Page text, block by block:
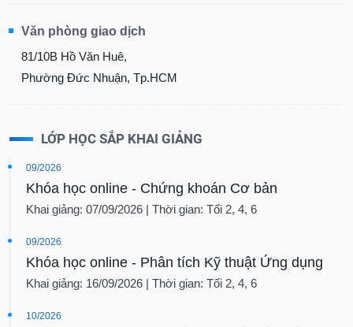
Văn phòng giao dịch
81/10B Hồ Văn Huê,
Phường Đức Nhuận, Tp.HCM
LỚP HỌC SẮP KHAI GIẢNG
09/2026
Khóa học online - Chứng khoán Cơ bản
Khai giảng: 07/09/2026 | Thời gian: Tối 2, 4, 6
09/2026
Khóa học online - Phân tích Kỹ thuật Ứng dụng
Khai giảng: 16/09/2026 | Thời gian: Tối 2, 4, 6
10/2026